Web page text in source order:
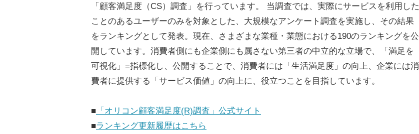
「顧客満足度（CS）調査」を行っています。 当調査では、実際にサービスを利用した
ことのあるユーザーのみを対象とした、大規模なアンケート調査を実施し、その結果
をランキングとして発表。現在、さまざまな業種・業態における190のランキングを公
開しています。消費者側にも企業側にも属さない第三者の中立的な立場で、「満足を
可視化」=指標化し、公開することで、消費者には「生活満足度」の向上、企業には消
費者に提供する「サービス価値」の向上に、役立つことを目指しています。
■ 「オリコン顧客満足度(R)調査」公式サイト
■ランキング更新履歴はこちら